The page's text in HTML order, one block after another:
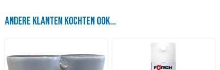
Andere klanten kochten ook...